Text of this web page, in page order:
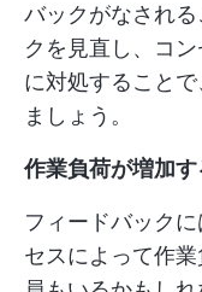
バックがなされ
クを見直し、コ
に対処すること
ましょう。
作業負荷が増加す
フィードバック
セスによって作